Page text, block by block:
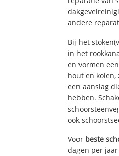
andere
Bij het
in het
en vormen
hout en kolen,
een aanslag
hebben.
ook
Voor beste
dagen per